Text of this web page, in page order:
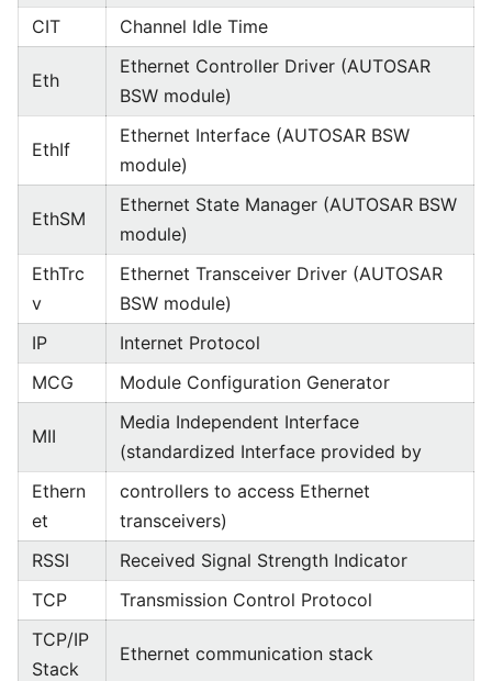
CIT Channel Idle Time
Eth
Ethernet Controller Driver (AUTOSAR
BSW module)
EthIf
Ethernet Interface (AUTOSAR BSW
module)
EthSM
Ethernet State Manager (AUTOSAR BSW
module)
EthTrc
v
Ethernet Transceiver Driver (AUTOSAR
BSW module)
IP
Internet Protocol
MCG
Module Configuration Generator
MII
Media Independent Interface
(standardized Interface provided by
Ethern
et
controllers to access Ethernet
transceivers)
RSSI
Received Signal Strength Indicator
TCP
Transmission Control Protocol
TCP/IP
Stack
Ethernet communication stack